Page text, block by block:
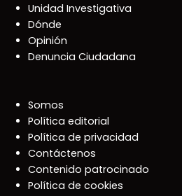
Unidad Investigativa
Dónde
Opinión
Denuncia Ciudadana
Somos
Política editorial
Política de privacidad
Contáctenos
Contenido patrocinado
Política de cookies